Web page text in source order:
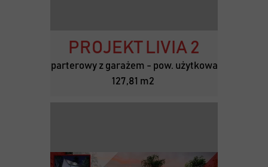
PROJEKT LIVIA 2
parterowy z garażem - pow. użytkowa
127,81 m2